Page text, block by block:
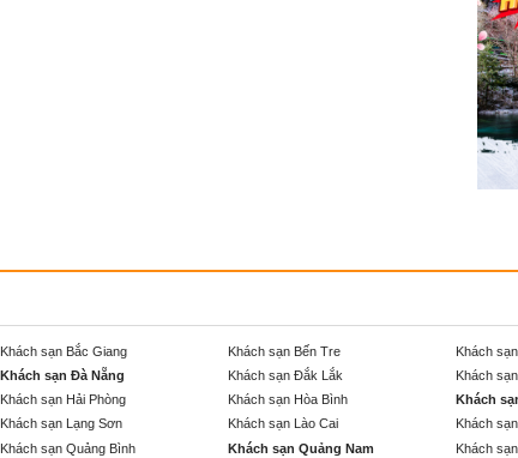
Khách sạn Bắc Giang Khách sạn Bến Tre Khách
Khách sạn Đà Nẵng Khách sạn Đắk Lắk Khách
Khách sạn Hải Phòng Khách sạn Hòa Bình Khách
Khách sạn Lạng Sơn Khách sạn Lào Cai Khách
Khách sạn Quảng Bình Khách sạn Quảng Nam Khách